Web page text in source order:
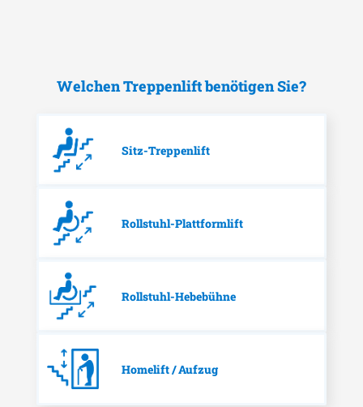
Welchen Treppenlift benötigen Sie?
Sitz-Treppenlift
Rollstuhl-Plattformlift
Rollstuhl-Hebebühne
Homelift / Aufzug